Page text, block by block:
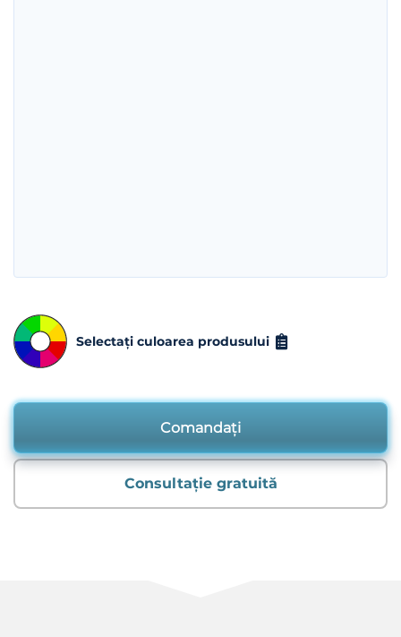
Selectați culoarea produsului
Comandați
Consultație gratuită